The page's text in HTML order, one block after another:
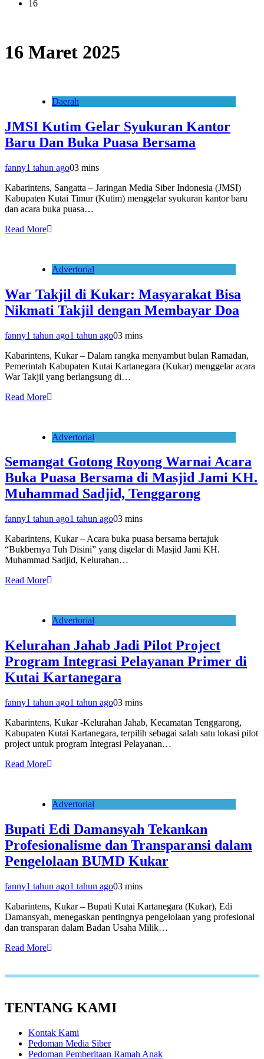
16
16 Maret 2025
Daerah
JMSI Kutim Gelar Syukuran Kantor
Baru Dan Buka Puasa Bersama
fanny1 tahun ago03 mins
Kabarintens, Sangatta – Jaringan Media Siber Indonesia (JMSI)
Kabupaten Kutai Timur (Kutim) menggelar syukuran kantor baru
dan acara buka puasa…
Read More
Advertorial
War Takjil di Kukar: Masyarakat Bisa
Nikmati Takjil dengan Membayar Doa
fanny1 tahun ago1 tahun ago03 mins
Kabarintens, Kukar – Dalam rangka menyambut bulan Ramadan,
Pemerintah Kabupaten Kutai Kartanegara (Kukar) menggelar acara
War Takjil yang berlangsung di…
Read More
Advertorial
Semangat Gotong Royong Warnai Acara
Buka Puasa Bersama di Masjid Jami KH.
Muhammad Sadjid, Tenggarong
fanny1 tahun ago1 tahun ago03 mins
Kabarintens, Kukar – Acara buka puasa bersama bertajuk
“Bukbernya Tuh Disini” yang digelar di Masjid Jami KH.
Muhammad Sadjid, Kelurahan…
Read More
Advertorial
Kelurahan Jahab Jadi Pilot Project
Program Integrasi Pelayanan Primer di
Kutai Kartanegara
fanny1 tahun ago1 tahun ago03 mins
Kabarintens, Kukar -Kelurahan Jahab, Kecamatan Tenggarong,
Kabupaten Kutai Kartanegara, terpilih sebagai salah satu lokasi pilot
project untuk program Integrasi Pelayanan…
Read More
Advertorial
Bupati Edi Damansyah Tekankan
Profesionalisme dan Transparansi dalam
Pengelolaan BUMD Kukar
fanny1 tahun ago1 tahun ago03 mins
Kabarintens, Kukar – Bupati Kutai Kartanegara (Kukar), Edi
Damansyah, menegaskan pentingnya pengelolaan yang profesional
dan transparan dalam Badan Usaha Milik…
Read More
TENTANG KAMI
Kontak Kami
Pedoman Media Siber
Pedoman Pemberitaan Ramah Anak